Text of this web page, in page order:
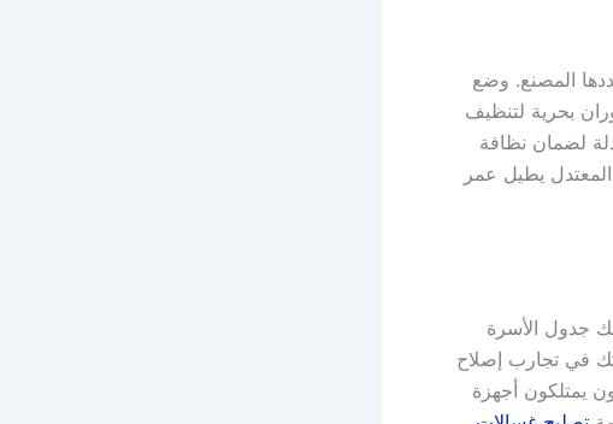
المصنع. وضع
بحرية لتنظيف
لضمان نظافة
يطيل عمر
جدول الأسرة
في تجارب إصلاح
يمتلكون أجهزة